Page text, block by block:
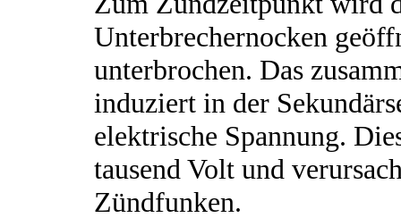
Unterbrechernocken
unterbrochen. Das
induziert in der
elektrische Spannung.
tausend Volt und
Zündfunken.